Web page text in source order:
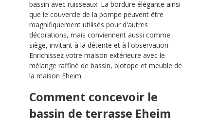
bassin avec ruisseaux. La bordure élégante ainsi
que le couvercle de la pompe peuvent être
magnifiquement utilisés pour d'autres
décorations, mais conviennent aussi comme
siège, invitant à la détente et à l'observation.
Enrichissez votre maison extérieure avec le
mélange raffiné de bassin, biotope et meuble de
la maison Eheim.
Comment concevoir le
bassin de terrasse Eheim